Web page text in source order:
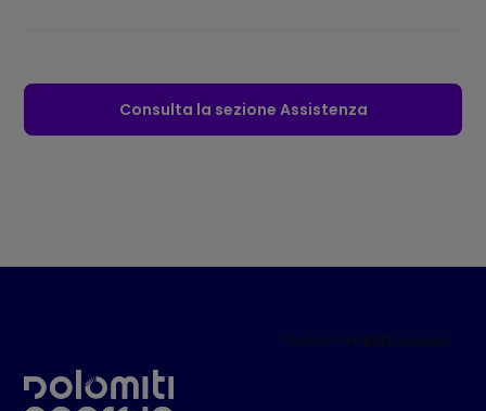
Consulta la sezione Assistenza